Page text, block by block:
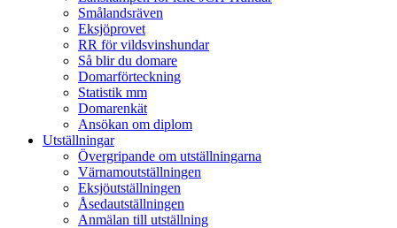
Smålandsräven
Eksjöprovet
RR för vildsvinshundar
Så blir du domare
Domarförteckning
Statistik mm
Domarenkät
Ansökan om diplom
Utställningar
Övergripande om utställningarna
Värnamoutställningen
Eksjöutställningen
Åsedautställningen
Anmälan till utställning